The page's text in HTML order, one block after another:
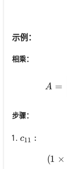
示例：
相乘：
A =
步骤：
c_{11}:
c11 :
(1 ×